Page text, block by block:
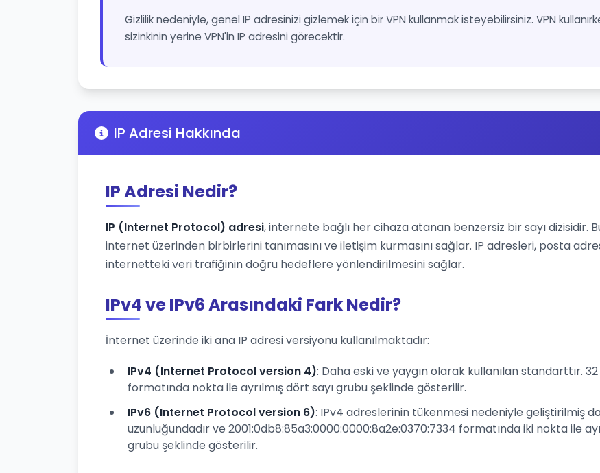
Gizlilik nedeniyle, genel IP adresinizi gizlemek için bir VPN kullanmak isteyebilirsiniz. VPN
sizinkinin yerine VPN'in IP adresini görecektir.
IP Adresi Hakkında
IP Adresi Nedir?
IP (Internet Protocol) adresi, internete bağlı her cihaza atanan benzersiz bir sayı dizisidir.
internet üzerinden birbirlerini tanımasını ve iletişim kurmasını sağlar. IP adresleri, posta
internetteki veri trafiğinin doğru hedeflere yönlendirilmesini sağlar.
IPv4 ve IPv6 Arasındaki Fark Nedir?
İnternet üzerinde iki ana IP adresi versiyonu kullanılmaktadır:
IPv4 (Internet Protocol version 4): Daha eski ve yaygın olarak kullanılan standarttır. 32
formatında nokta ile ayrılmış dört sayı grubu şeklinde gösterilir.
IPv6 (Internet Protocol version 6): IPv4 adreslerinin tükenmesi nedeniyle geliştirilmiş
uzunluğundadır ve 2001:0db8:85a3:0000:0000:8a2e:0370:7334 formatında iki nokta ile
grubu şeklinde gösterilir.